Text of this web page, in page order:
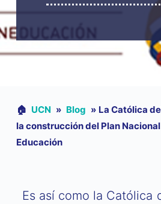
🏠︎ UCN » Blog » La Católica
la construcción del Plan
Educación
Es así como la Católica